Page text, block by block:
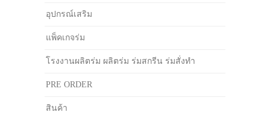
อุปกรณ์เสริม
แพ็คเกจร่ม
โรงงานผลิตร่ม ผลิตร่ม ร่มสกรีน ร่มสั่งทำ
PRE ORDER
สินค้า